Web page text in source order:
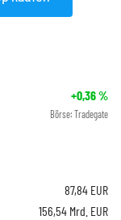
+0,36%
Börse: Tradegate
87,84 EUR
156,54 Mrd. EUR